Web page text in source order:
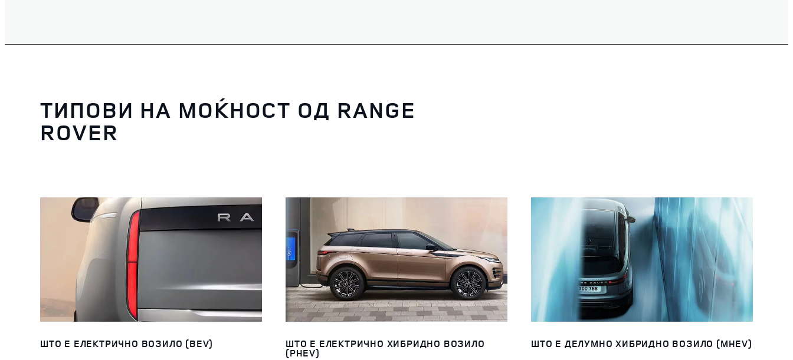
ТИПОВИ НА МОЌНОСТ ОД RANGE
ROVER
ШТО Е ЕЛЕКТРИЧНО ВОЗИЛО (BEV) ШТО Е ЕЛЕКТРИЧНО ХИБРИДНО ВОЗИЛО
(PHEV)
ШТО Е ДЕЛУМНО ХИБРИДНО ВОЗИЛО (MHEV)